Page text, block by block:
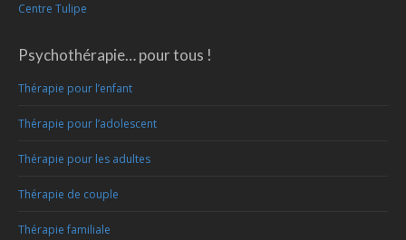
Centre Tulipe
Psychothérapie… pour tous !
Thérapie pour l’enfant
Thérapie pour l’adolescent
Thérapie pour les adultes
Thérapie de couple
Thérapie familiale